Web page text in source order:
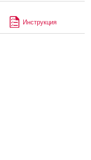
Инструкция